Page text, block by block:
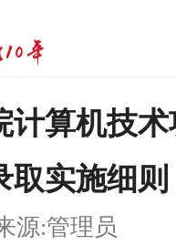
计算机技
取实施细则
源:管理员